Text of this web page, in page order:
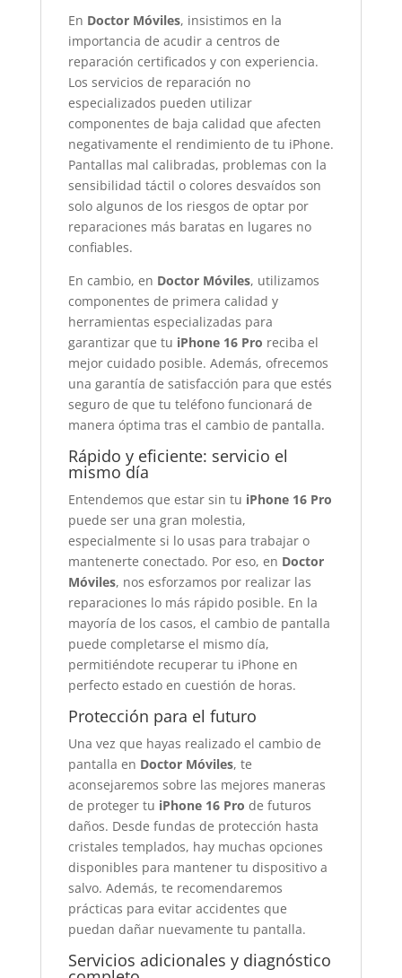
En Doctor Móviles, insistimos en la
importancia de acudir a centros de
reparación certificados y con experiencia.
Los servicios de reparación no
especializados pueden utilizar
componentes de baja calidad que afecten
negativamente el rendimiento de tu iPhone.
Pantallas mal calibradas, problemas con la
sensibilidad táctil o colores desvaídos son
solo algunos de los riesgos de optar por
reparaciones más baratas en lugares no
confiables.
En cambio, en Doctor Móviles, utilizamos
componentes de primera calidad y
herramientas especializadas para
garantizar que tu iPhone 16 Pro reciba el
mejor cuidado posible. Además, ofrecemos
una garantía de satisfacción para que estés
seguro de que tu teléfono funcionará de
manera óptima tras el cambio de pantalla.
Rápido y eficiente: servicio el
mismo día
Entendemos que estar sin tu iPhone 16 Pro
puede ser una gran molestia,
especialmente si lo usas para trabajar o
mantenerte conectado. Por eso, en Doctor
Móviles, nos esforzamos por realizar las
reparaciones lo más rápido posible. En la
mayoría de los casos, el cambio de pantalla
puede completarse el mismo día,
permitiéndote recuperar tu iPhone en
perfecto estado en cuestión de horas.
Protección para el futuro
Una vez que hayas realizado el cambio de
pantalla en Doctor Móviles, te
aconsejaremos sobre las mejores maneras
de proteger tu iPhone 16 Pro de futuros
daños. Desde fundas de protección hasta
cristales templados, hay muchas opciones
disponibles para mantener tu dispositivo a
salvo. Además, te recomendaremos
prácticas para evitar accidentes que
puedan dañar nuevamente tu pantalla.
Servicios adicionales y diagnóstico